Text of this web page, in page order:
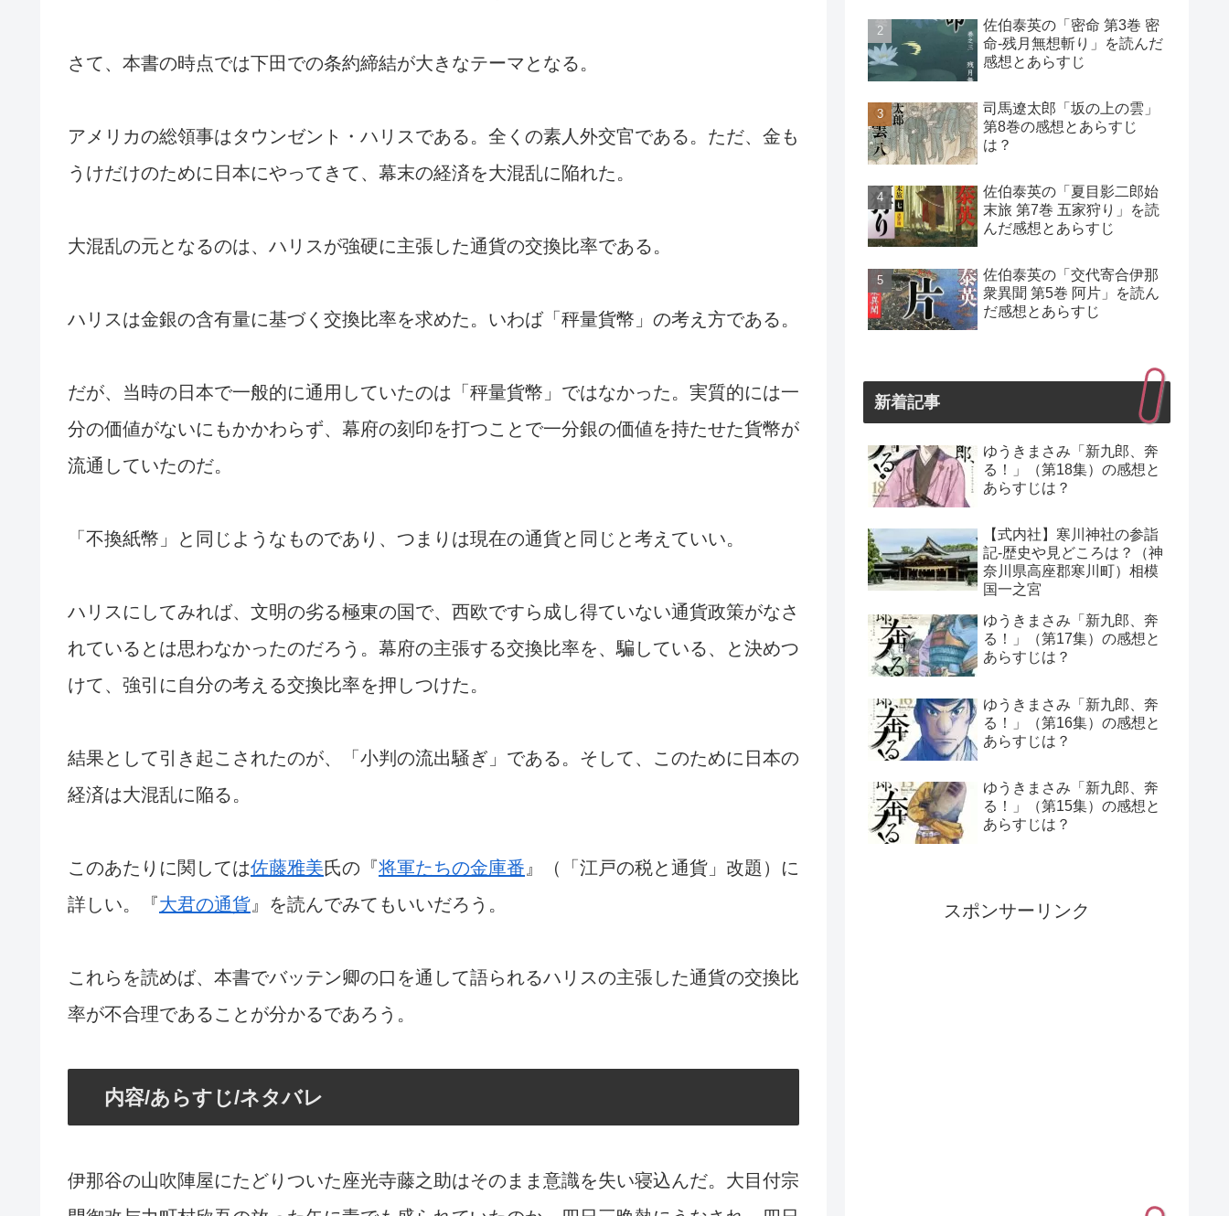
さて、本書の時点では下田での条約締結が大きなテーマとなる。
アメリカの総領事はタウンゼント・ハリスである。全くの素人外交官である。ただ、金も
うけだけのために日本にやってきて、幕末の経済を大混乱に陥れた。
大混乱の元となるのは、ハリスが強硬に主張した通貨の交換比率である。
ハリスは金銀の含有量に基づく交換比率を求めた。いわば「秤量貨幣」の考え方である。
だが、当時の日本で一般的に通用していたのは「秤量貨幣」ではなかった。実質的には一
分の価値がないにもかかわらず、幕府の刻印を打つことで一分銀の価値を持たせた貨幣が
流通していたのだ。
「不換紙幣」と同じようなものであり、つまりは現在の通貨と同じと考えていい。
ハリスにしてみれば、文明の劣る極東の国で、西欧ですら成し得ていない通貨政策がなさ
れているとは思わなかったのだろう。幕府の主張する交換比率を、騙している、と決めつ
けて、強引に自分の考える交換比率を押しつけた。
結果として引き起こされたのが、「小判の流出騒ぎ」である。そして、このために日本の
経済は大混乱に陥る。
このあたりに関しては佐藤雅美氏の『将軍たちの金庫番 』（「江戸の税と通貨」改題）に
詳しい。『大君の通貨 』を読んでみてもいいだろう。
これらを読めば、本書でバッテン卿の口を通して語られるハリスの主張した通貨の交換比
率が不合理であることが分かるであろう。
内容/あらすじ/ネタバレ
伊那谷の山吹陣屋にたどりついた座光寺藤之助はそのまま意識を失い寝込んだ。大目付宗
佐伯泰英の「密命 第3巻 密
命-残月無想斬り」を読んだ
感想とあらすじ
司馬遼太郎「坂の上の雲」
第8巻の感想とあらすじ
は？
佐伯泰英の「夏目影二郎始
末旅 第7巻 五家狩り」を読
んだ感想とあらすじ
佐伯泰英の「交代寄合伊那
衆異聞 第5巻 阿片」を読ん
だ感想とあらすじ
新着記事
ゆうきまさみ「新九郎、奔
る！」（第18集）の感想と
あらすじは？
【式内社】寒川神社の参詣
記-歴史や見どころは？（神
奈川県高座郡寒川町）相模
国一之宮
ゆうきまさみ「新九郎、奔
る！」（第17集）の感想と
あらすじは？
ゆうきまさみ「新九郎、奔
る！」（第16集）の感想と
あらすじは？
ゆうきまさみ「新九郎、奔
る！」（第15集）の感想と
あらすじは？
スポンサーリンク